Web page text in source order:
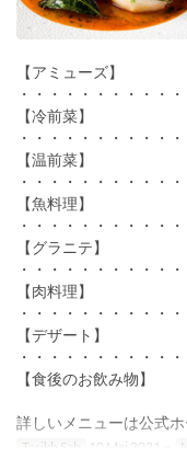
【アミューズ】
・・・・・・・・・・・
【冷前菜】
・・・・・・・・・・・
【温前菜】
・・・・・・・・・・・
【魚料理】
・・・・・・・・・・・
【グラニテ】
・・・・・・・・・・・
【肉料理】
・・・・・・・・・・・
【デザート】
・・・・・・・・・・・
【食後のお飲み物】
詳しいメニューは公式
Tarikh Sah 10 Mei 2021 ~